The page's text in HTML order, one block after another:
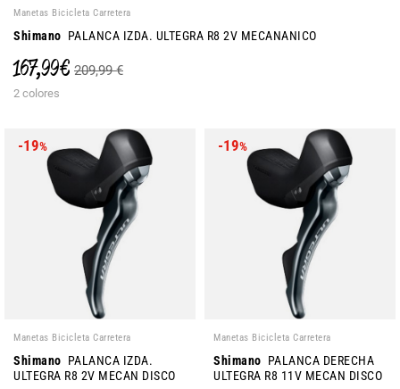
Manetas Bicicleta Carretera
Shimano PALANCA IZDA. ULTEGRA R8 2V MECANANICO
167,99 € 209,99 €
2 colores
-19%
Manetas Bicicleta Carretera
Shimano PALANCA IZDA.
ULTEGRA R8 2V MECAN DISCO
-19%
Manetas Bicicleta Carretera
Shimano PALANCA DERECHA
ULTEGRA R8 11V MECAN DISCO